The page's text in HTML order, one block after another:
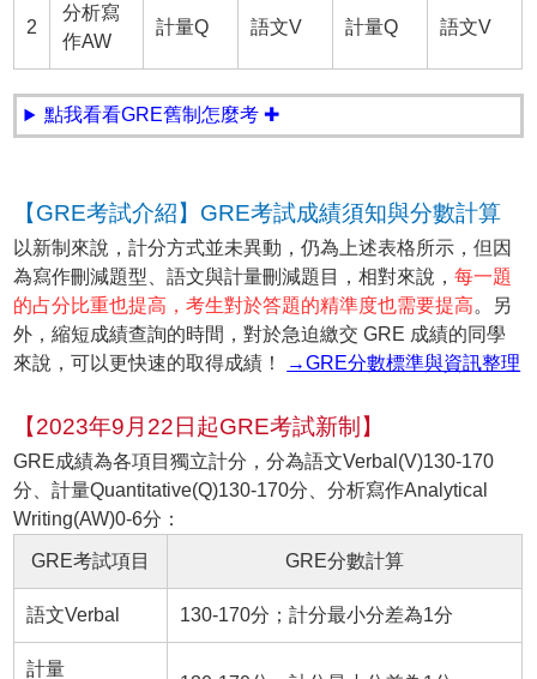
2
分析寫
作AW
計量Q 語文V 計量Q 語文V
點我看看GRE舊制怎麼考 ✚
【GRE考試介紹】GRE考試成績須知與分數計算
以新制來說，計分方式並未異動，仍為上述表格所示，但因
為寫作刪減題型、語文與計量刪減題目，相對來說，每一題
的占分比重也提高，考生對於答題的精準度也需要提高。另
外，縮短成績查詢的時間，對於急迫繳交 GRE 成績的同學
來說，可以更快速的取得成績！
→GRE分數標準與資訊整理
【2023年9月22日起GRE考試新制】
GRE成績為各項目獨立計分，分為語文Verbal(V)130-170
分、計量Quantitative(Q)130-170分、分析寫作Analytical
Writing(AW)0-6分：
GRE考試項目 GRE分數計算
語文Verbal 130-170分；計分最小分差為1分
計量